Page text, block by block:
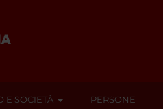
E SOCIETÀ PERSONE